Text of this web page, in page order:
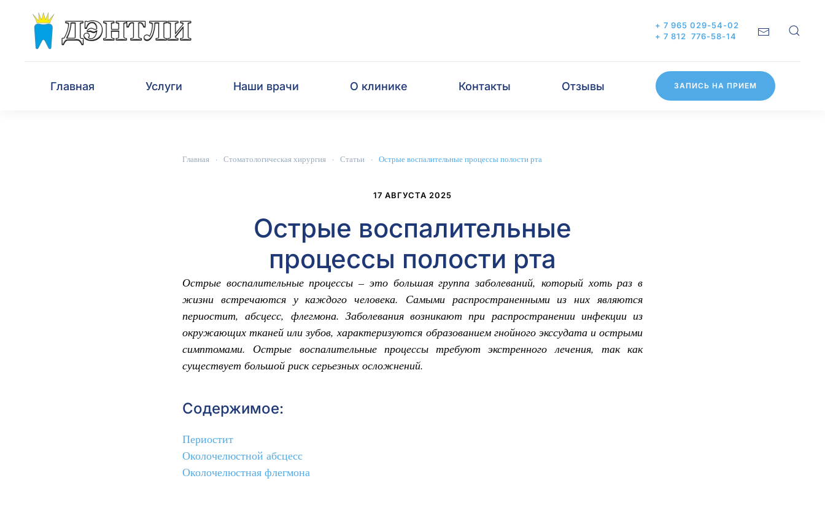
Перейти к содержимому
+ 7 965 029-54-02
+ 7 812 776-58-14
Главная Услуги Наши врачи О клинике Контакты Отзывы ЗАПИСЬ НА ПРИЕМ
Главная Стоматологическая хирургия Статьи Острые воспалительные процессы полости рта
17 АВГУСТА 2025
Острые воспалительные
процессы полости рта
Острые воспалительные процессы – это большая группа заболеваний, который хоть раз в
жизни встречаются у каждого человека. Самыми распространенными из них являются
периостит, абсцесс, флегмона. Заболевания возникают при распространении инфекции из
окружающих тканей или зубов, характеризуются образованием гнойного экссудата и острыми
симптомами. Острые воспалительные процессы требуют экстренного лечения, так как
существует большой риск серьезных осложнений.
Содержимое:
Периостит
Околочелюстной абсцесс
Околочелюстная флегмона